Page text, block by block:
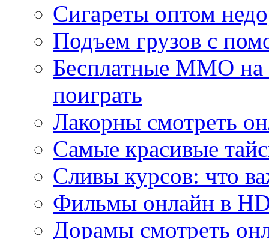
Сигареты оптом
Подъем грузов с
Бесплатные MMO
поиграть
Лакорны смотреть
Самые красивые
Сливы курсов: что
Фильмы онлайн в
Дорамы смотреть